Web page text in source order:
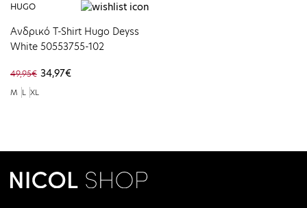
HUGO
Ανδρικό T-Shirt Hugo Deyss
White 50553755-102
49,95€ 34,97€
M L XL